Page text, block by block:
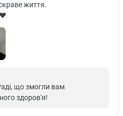
життя.
що змогли вам
здоров'я!